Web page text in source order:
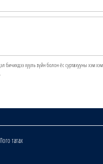
бичихдээ хууль зүйн болон ёс суртахууны хэм
Лого татах